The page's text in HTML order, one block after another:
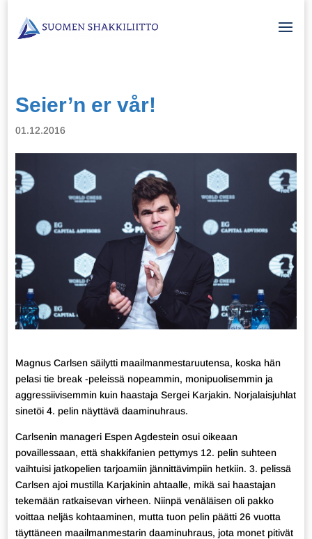
Seier’n er vår!
01.12.2016
Magnus Carlsen säilytti maailmanmestaruutensa, koska hän
pelasi tie break -peleissä nopeammin, monipuolisemmin ja
aggressiivisemmin kuin haastaja Sergei Karjakin. Norjalaisjuhlat
sinetöi 4. pelin näyttävä daaminuhraus.
Carlsenin manageri Espen Agdestein osui oikeaan
povaillessaan, että shakkifanien pettymys 12. pelin suhteen
vaihtuisi jatkopelien tarjoamiin jännittävimpiin hetkiin. 3. pelissä
Carlsen ajoi mustilla Karjakinin ahtaalle, mikä sai haastajan
tekemään ratkaisevan virheen. Niinpä venäläisen oli pakko
voittaa neljäs kohtaaminen, mutta tuon pelin päätti 26 vuotta
täyttäneen maailmanmestarin daaminuhraus, jota monet pitivät